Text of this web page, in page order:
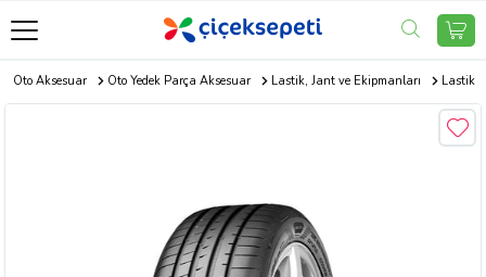
Oto Aksesuar Oto Yedek Parça Aksesuar Lastik, Jant ve Ekipmanları Lastik